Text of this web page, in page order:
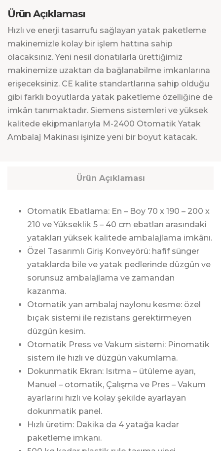
Ürün Açıklaması
Hızlı ve enerji tasarrufu sağlayan yatak paketleme
makinemizle kolay bir işlem hattına sahip
olacaksınız. Yeni nesil donatılarla ürettiğimiz
makinemize uzaktan da bağlanabilme imkanlarına
erişeceksiniz. CE kalite standartlarına sahip olduğu
gibi farklı boyutlarda yatak paketleme özelliğine de
imkân tanımaktadır. Siemens sistemleri ve yüksek
kalitede ekipmanlarıyla M-2400 Otomatik Yatak
Ambalaj Makinası işinize yeni bir boyut katacak.
Ürün Açıklaması
Otomatik Ebatlama: En – Boy 70 x 190 – 200 x
210 ve Yükseklik 5 – 40 cm ebatları arasındaki
yatakları yüksek kalitede ambalajlama imkânı.
Özel Tasarımlı Giriş Konveyörü: hafif sünger
yataklarda bile ve yatak pedlerinde düzgün ve
sorunsuz ambalajlama ve zamandan
kazanma.
Otomatik yan ambalaj naylonu kesme: özel
bıçak sistemi ile rezistans gerektirmeyen
düzgün kesim.
Otomatik Press ve Vakum sistemi: Pinomatik
sistem ile hızlı ve düzgün vakumlama.
Dokunmatik Ekran: Isıtma – ütüleme ayarı,
Manuel – otomatik, Çalışma ve Pres – Vakum
ayarlarını hızlı ve kolay şekilde ayarlayan
dokunmatik panel.
Hızlı üretim: Dakika da 4 yatağa kadar
paketleme imkanı.